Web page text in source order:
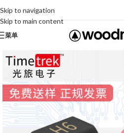
Skip to navigation
Skip to main content
菜单